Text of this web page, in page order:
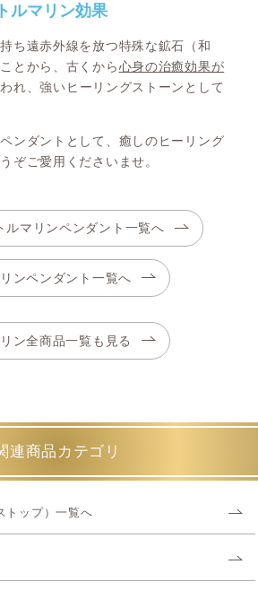
ルマリン効果
ち遠赤外線を放つ特殊な鉱石（和
とから、古くから心身の治癒効果が
れ、強いヒーリングストーンとして
ンダントとして、癒しのヒーリング
ぞご愛用くださいませ。
ルマリンペンダント一覧へ
リンペンダント一覧へ
ン全商品一覧も見る
連商品カテゴリ
トップ）一覧へ